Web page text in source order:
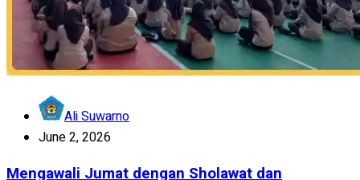
Ali Suwarno
June 2, 2026
Mengawali Jumat dengan Sholawat dan